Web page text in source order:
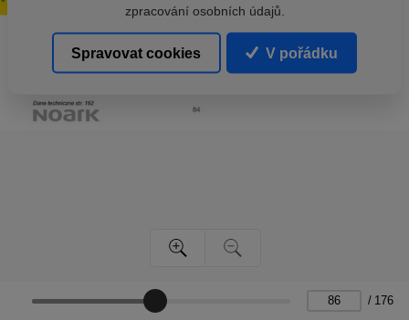
/ 176
zpracování osobních údajů.
Spravovat cookies V pořádku